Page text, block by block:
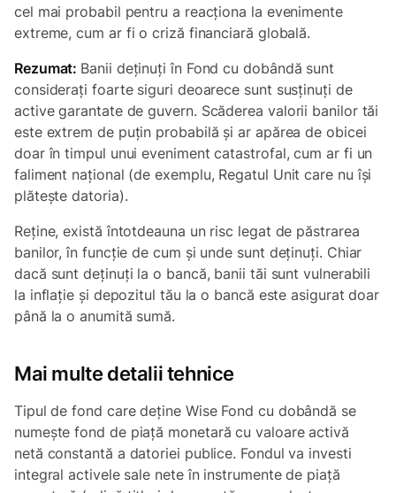
cel mai probabil pentru a reacționa la evenimente
extreme, cum ar fi o criză financiară globală.
Rezumat: Banii deținuți în Fond cu dobândă sunt
considerați foarte siguri deoarece sunt susținuți de
active garantate de guvern. Scăderea valorii banilor tăi
este extrem de puțin probabilă și ar apărea de obicei
doar în timpul unui eveniment catastrofal, cum ar fi un
faliment național (de exemplu, Regatul Unit care nu își
plătește datoria).
Reține, există întotdeauna un risc legat de păstrarea
banilor, în funcție de cum și unde sunt deținuți. Chiar
dacă sunt deținuți la o bancă, banii tăi sunt vulnerabili
la inflație și depozitul tău la o bancă este asigurat doar
până la o anumită sumă.
Mai multe detalii tehnice
Tipul de fond care deține Wise Fond cu dobândă se
numeștefond de piață monetară cu valoare activă
netă constantă a datoriei publice. Fondul va investi
integral activele sale nete în instrumente de piață